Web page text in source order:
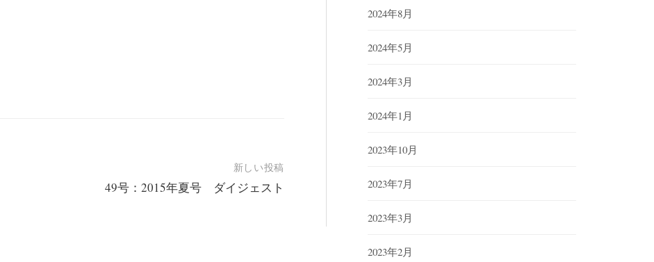
新しい投稿
49号：2015年夏号 ダイジェスト
2024年8月
2024年5月
2024年3月
2024年1月
2023年10月
2023年7月
2023年3月
2023年2月